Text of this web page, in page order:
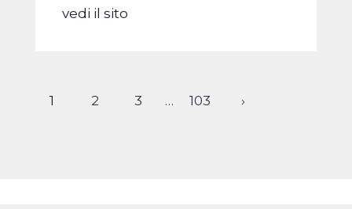
vedi il sito
1 2 3 … 103 ›